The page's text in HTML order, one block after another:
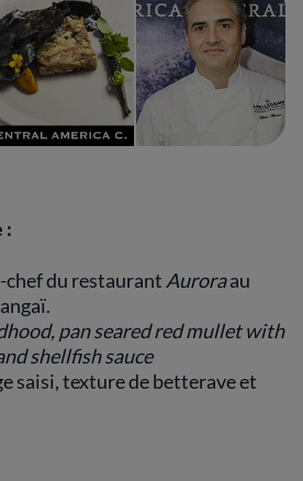
:
chef du restaurant Auroraau
pan seared red mullet with
shellfish sauce
saisi, texture de betterave et